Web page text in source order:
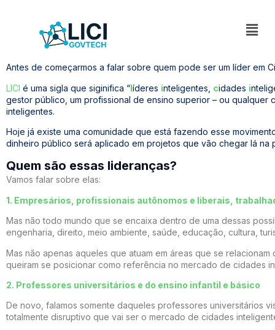
Antes de começarmos a falar sobre quem pode ser um líder em
LICI é uma sigla que siginifica “líderes inteligentes, cidades i
gestor público, um profissional de ensino superior – ou
inteligentes.
Hoje já existe uma comunidade que está fazendo esse
dinheiro público será aplicado em projetos que vão chegar lá na
Quem são essas lideranças?
Vamos falar sobre elas:
1. Empresários, profissionais autônomos e liberais,
Mas não todo mundo que se encaixa dentro de uma dessas
engenharia, direito, meio ambiente, saúde, educação, cultura,
Mas não apenas aqueles que atuam em áreas que se
queiram se posicionar como referência no mercado de cidades
2. Professores universitários e do ensino infantil e básico
De novo, falamos somente daqueles professores universitários
totalmente disruptivo que vai ser o mercado de cidades